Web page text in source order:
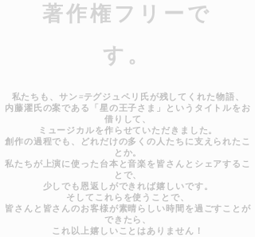
​著作権フリーで
す。
私たちも、サン=テグジュペリ氏が残してくれた物語、
内藤濯氏の案である「星の王子さま」というタイトルをお
借りして、
ミュージカルを作らせていただきました。
創作の過程でも、どれだけの多くの人たちに支えられたこ
とか。
私たちが上演に使った台本と音楽を皆さんとシェアするこ
とで、
少しでも恩返しができれば嬉しいです。
そしてこれらを使うことで、
皆さんと皆さんのお客様が素晴らしい時間を過ごすことが
できたら、
これ以上嬉しいことはありません！